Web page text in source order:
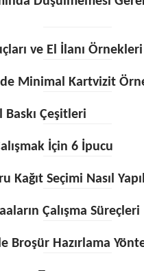
ve El İlanı Örnekleri
Minimal Kartvizit
Çeşitleri
İçin 6 İpucu
Kağıt Seçimi Nasıl
Çalışma Süreçleri
Broşür Hazırlama